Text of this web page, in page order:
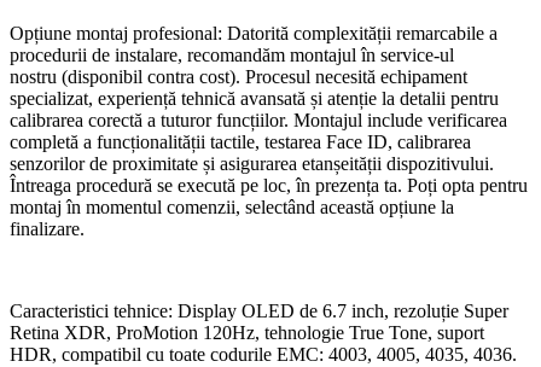
Opțiune montaj profesional: Datorită complexității remarcabile a
procedurii de instalare, recomandăm montajul în service-ul
nostru (disponibil contra cost). Procesul necesită echipament
specializat, experiență tehnică avansată și atenție la detalii pentru
calibrarea corectă a tuturor funcțiilor. Montajul include verificarea
completă a funcționalității tactile, testarea Face ID, calibrarea
senzorilor de proximitate și asigurarea etanșeității dispozitivului.
Întreaga procedură se execută pe loc, în prezența ta. Poți opta pentru
montaj în momentul comenzii, selectând această opțiune la
finalizare.
Caracteristici tehnice: Display OLED de 6.7 inch, rezoluție Super
Retina XDR, ProMotion 120Hz, tehnologie True Tone, suport
HDR, compatibil cu toate codurile EMC: 4003, 4005, 4035, 4036.